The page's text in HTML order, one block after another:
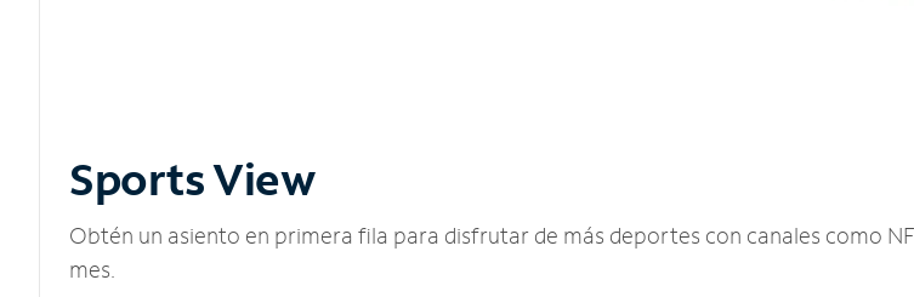
Sports View
Obtén un asiento en primera fila para disfrutar de más deportes con canales como
mes.